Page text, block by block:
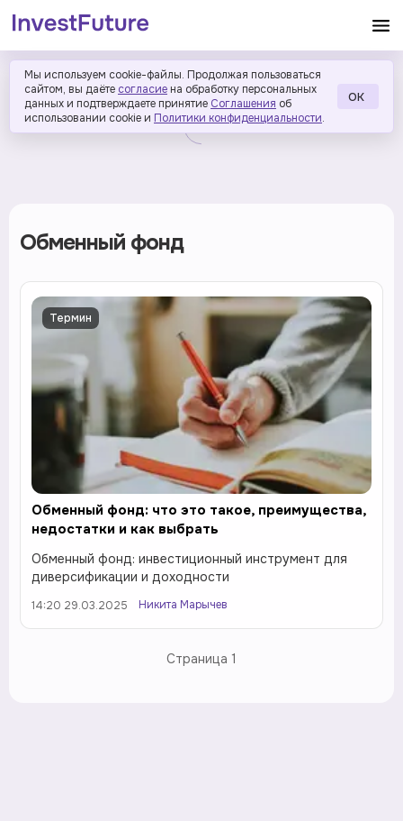
Мы используем cookie-файлы. Продолжая пользоваться
сайтом, вы даёте согласие на обработку персональных
данных и подтверждаете принятие Соглашения об
использовании cookie и Политики конфиденциальности.
ОК
Обменный фонд
Термин
Обменный фонд: что это такое, преимущества,
недостатки и как выбрать
Обменный фонд: инвестиционный инструмент для
диверсификации и доходности
14:20 29.03.2025 Никита Марычев
Страница 1